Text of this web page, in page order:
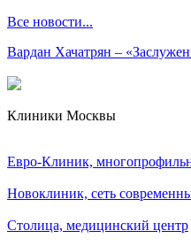
Все новости...
Вардан Хачатрян –
Клиники Москвы
Евро-Клиник,
Новоклиник, сеть
Столица, медицинский центр